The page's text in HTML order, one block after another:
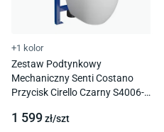
+1 kolor
Zestaw Podtynkowy
Mechaniczny Senti Costano
Przycisk Cirello Czarny S4006-
1 599zł/szt